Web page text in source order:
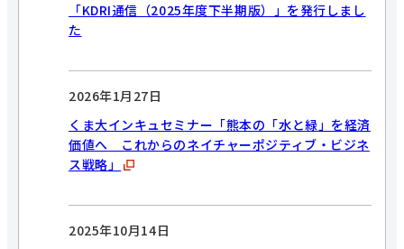
「KDRI通信（2025年度下半期版）」を発行しまし
た
2026年1月27日
くま大インキュセミナー「熊本の「水と緑」を経済
価値へ これからのネイチャーポジティブ・ビジネ
ス戦略」
2025年10月14日